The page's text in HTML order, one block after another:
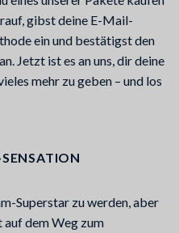
gibst deine E-Mail-
ein und bestätigst den
Jetzt ist es an uns, dir deine
mehr zu geben – und los
Superstar zu werden, aber
auf dem Weg zum